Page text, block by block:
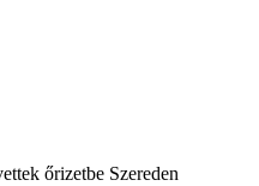
őrizetbe Szereden